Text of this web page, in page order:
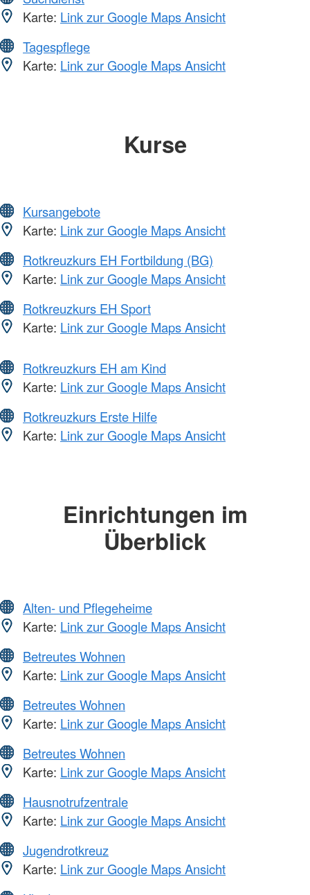
Karte: Link zur Google Maps Ansicht
Tagespflege
Karte: Link zur Google Maps Ansicht
Kurse
Kursangebote
Karte: Link zur Google Maps Ansicht
Rotkreuzkurs EH Fortbildung (BG)
Karte: Link zur Google Maps Ansicht
Rotkreuzkurs EH Sport
Karte: Link zur Google Maps Ansicht
Rotkreuzkurs EH am Kind
Karte: Link zur Google Maps Ansicht
Rotkreuzkurs Erste Hilfe
Karte: Link zur Google Maps Ansicht
Einrichtungen im
Überblick
Alten- und Pflegeheime
Karte: Link zur Google Maps Ansicht
Betreutes Wohnen
Karte: Link zur Google Maps Ansicht
Betreutes Wohnen
Karte: Link zur Google Maps Ansicht
Betreutes Wohnen
Karte: Link zur Google Maps Ansicht
Hausnotrufzentrale
Karte: Link zur Google Maps Ansicht
Jugendrotkreuz
Karte: Link zur Google Maps Ansicht